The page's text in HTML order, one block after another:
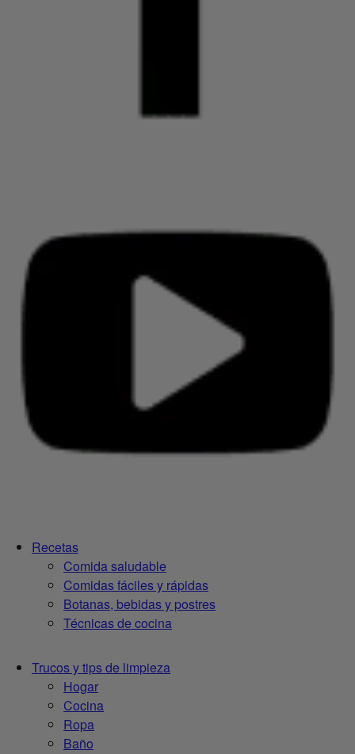
Recetas
Comida saludable
Comidas fáciles y rápidas
Botanas, bebidas y postres
Técnicas de cocina
Trucos y tips de limpieza
Hogar
Cocina
Ropa
Baño